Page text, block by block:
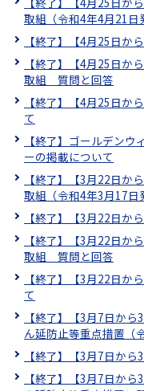
取組（令和4年4月21日
【終了】【4月25日か
【終了】【4月25日か
取組 質問と回答
【終了】【4月25日か
て
【終了】ゴールデン
ーの掲載について
【終了】【3月22日か
取組（令和4年3月17日
【終了】【3月22日か
【終了】【3月22日か
取組 質問と回答
【終了】【3月22日か
て
【終了】【3月7日か
ん延防止等重点措置（
【終了】【3月7日か
【終了】【3月7日か